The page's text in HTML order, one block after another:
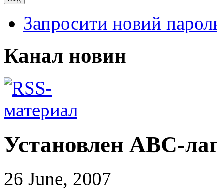
Запросити новий
Канал новин
Установлен АВС-
26 June, 2007